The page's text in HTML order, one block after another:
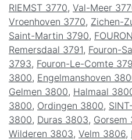
RIEMST 3770, Val-Meer
Vroenhoven 3770, Zichen-
Saint-Martin 3790,
Remersdaal 3791, Fouron-
3793, Fouron-Le-Comte
3800, Engelmanshoven
Gelmen 3800, Halmaal
3800, Ordingen 3800,
3800, Duras 3803, Gorsem
Wilderen 3803, Velm 3806,